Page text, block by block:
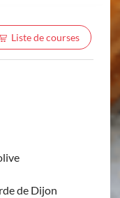
Liste de courses
de Dijon